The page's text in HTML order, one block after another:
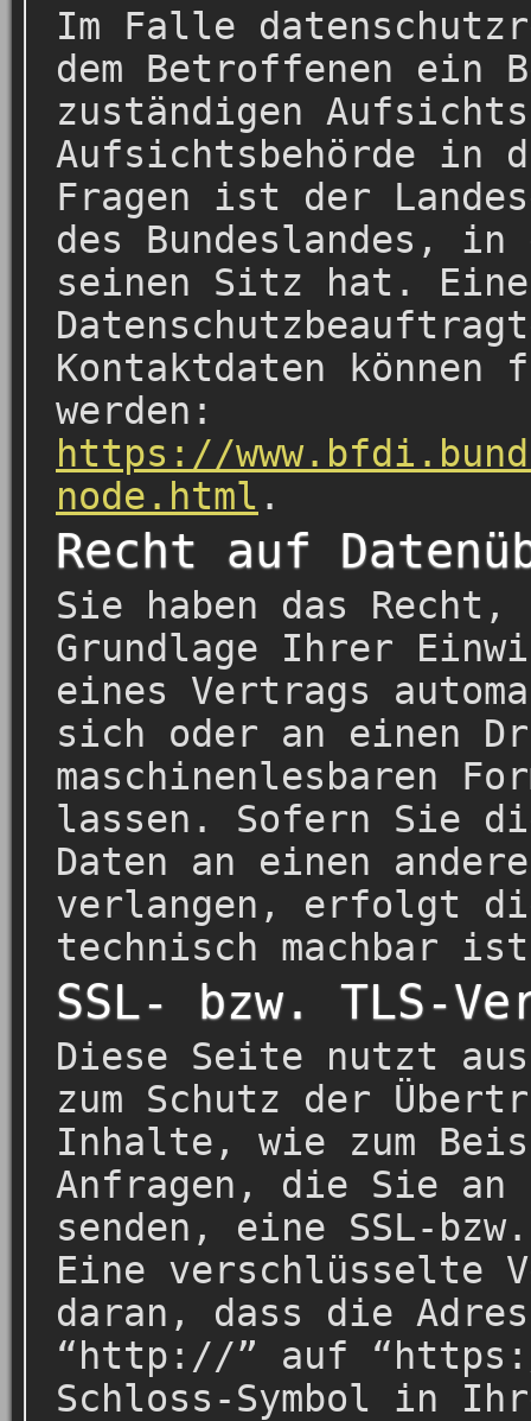
Im Falle
dem Betroffenen ein
zuständigen
Aufsichtsbehörde in
Fragen ist der
des Bundeslandes, in
seinen Sitz hat.
Kontaktdaten können
werden:
https://
node.html .
Recht auf
Sie haben das
Grundlage Ihrer
eines Vertrags
sich oder an einen
maschinenlesbaren
lassen. Sofern Sie
Daten an einen
verlangen, erfolgt
technisch machbar
SSL- bzw. TLS-
Diese Seite nutzt
zum Schutz der
Inhalte, wie zum
Anfragen, die Sie
senden, eine SSL-
Eine verschlüsselte
daran, dass die
“http://” auf
Schloss-Symbol in